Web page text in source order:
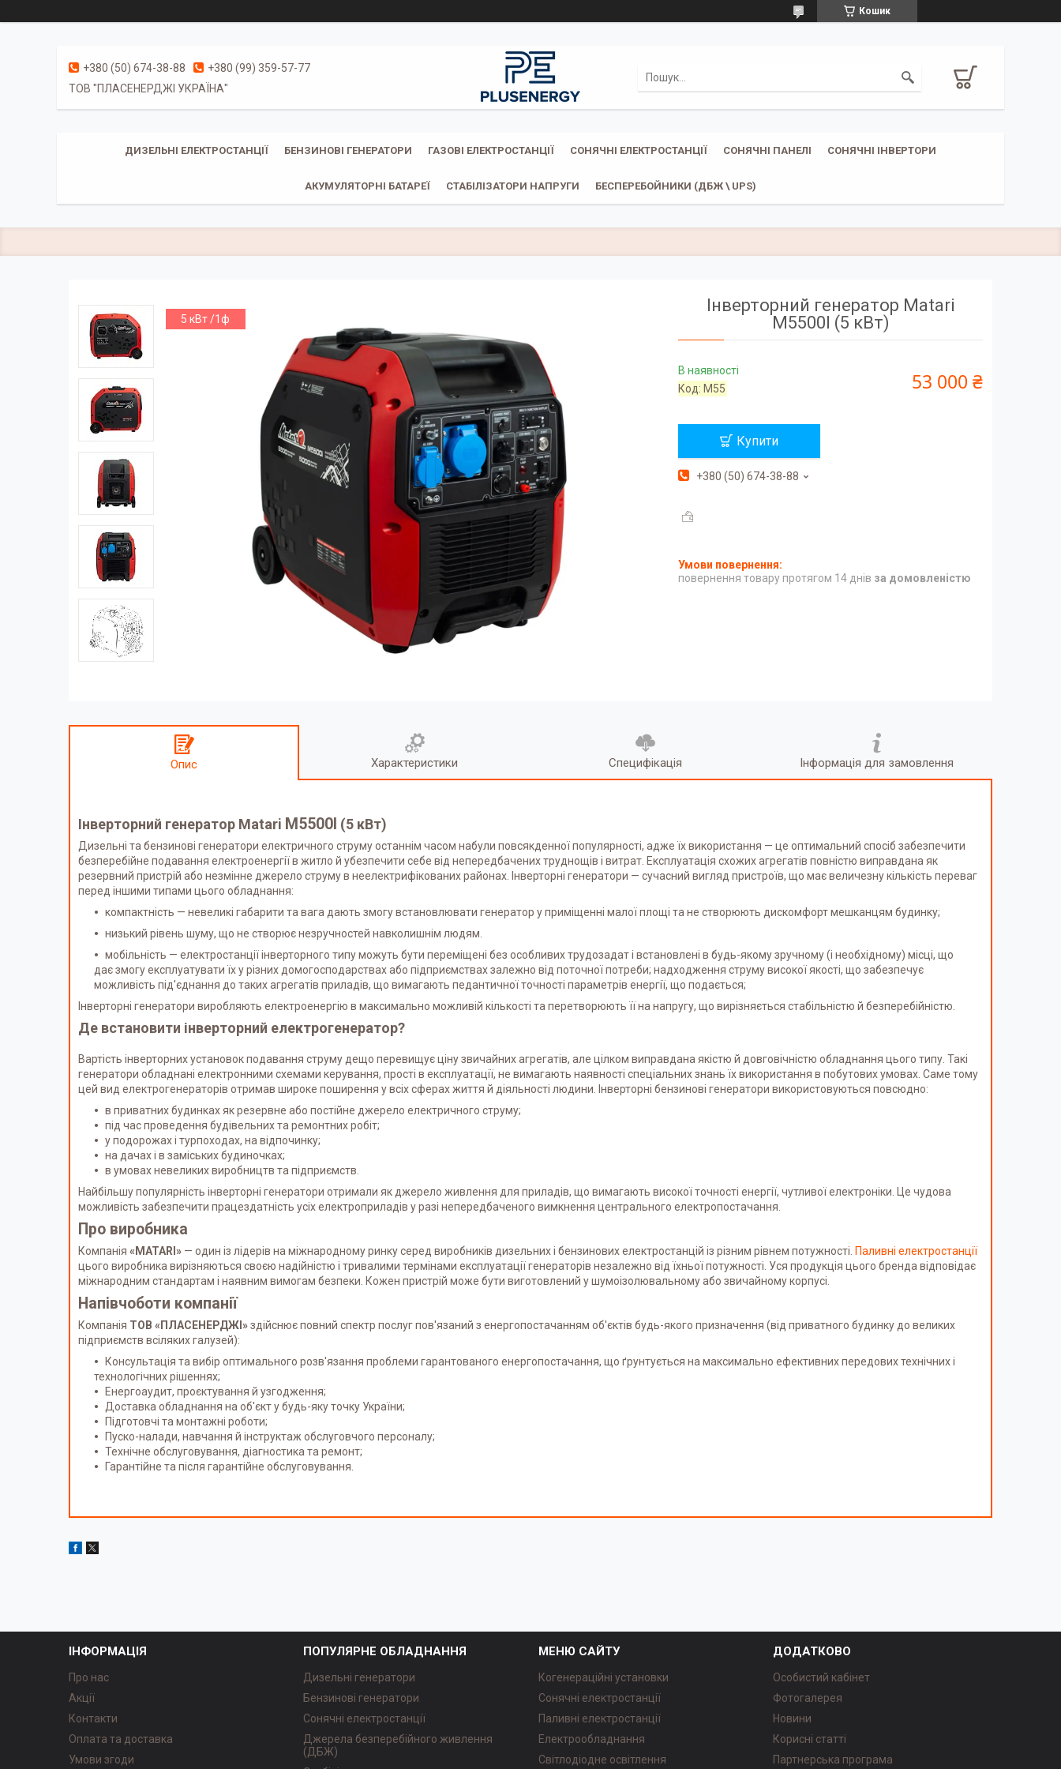
Кошик
+380 (50) 674-38-88
+380 (99) 359-57-77
ТОВ "ПЛАСЕНЕРДЖІ УКРАЇНА"
ДИЗЕЛЬНІ ЕЛЕКТРОСТАНЦІЇ БЕНЗИНОВІ ГЕНЕРАТОРИ ГАЗОВІ ЕЛЕКТРОСТАНЦІЇ СОНЯЧНІ ЕЛЕКТРОСТАНЦІЇ СОНЯЧНІ ПАНЕЛІ СОНЯЧНІ ІНВЕРТОРИ
АКУМУЛЯТОРНІ БАТАРЕЇ СТАБІЛІЗАТОРИ НАПРУГИ БЕСПЕРЕБОЙНИКИ (ДБЖ \ UPS)
5 кВт /1ф
Інверторний генератор Matari
M5500I (5 кВт)
В наявності
Код: M55 53 000 ₴
Купити
+380 (50) 674-38-88
повернення товару протягом 14 днів за домовленістю
Опис Характеристики Специфікація Інформація для замовлення
Інверторний генератор Matari M5500I (5 кВт)
Дизельні та бензинові генератори електричного струму останнім часом набули повсякденної популярності, адже їх використання — це оптимальний спосіб забезпечити
безперебійне подавання електроенергії в житло й убезпечити себе від непередбачених труднощів і витрат. Експлуатація схожих агрегатів повністю виправдана як
резервний пристрій або незмінне джерело струму в неелектрифікованих районах. Інверторні генератори — сучасний вигляд пристроїв, що має величезну кількість переваг
перед іншими типами цього обладнання:
компактність — невеликі габарити та вага дають змогу встановлювати генератор у приміщенні малої площі та не створюють дискомфорт мешканцям будинку;
низький рівень шуму, що не створює незручностей навколишнім людям.
мобільність — електростанції інверторного типу можуть бути переміщені без особливих трудозадат і встановлені в будь-якому зручному (і необхідному) місці, що
дає змогу експлуатувати їх у різних домогосподарствах або підприємствах залежно від поточної потреби; надходження струму високої якості, що забезпечує
можливість під'єднання до таких агрегатів приладів, що вимагають педантичної точності параметрів енергії, що подається;
Інверторні генератори виробляють електроенергію в максимально можливій кількості та перетворюють її на напругу, що вирізняється стабільністю й безперебійністю.
Де встановити інверторний електрогенератор?
Вартість інверторних установок подавання струму дещо перевищує ціну звичайних агрегатів, але цілком виправдана якістю й довговічністю обладнання цього типу. Такі
генератори обладнані електронними схемами керування, прості в експлуатації, не вимагають наявності спеціальних знань їх використання в побутових умовах. Саме тому
цей вид електрогенераторів отримав широке поширення у всіх сферах життя й діяльності людини. Інверторні бензинові генератори використовуються повсюдно:
в приватних будинках як резервне або постійне джерело електричного струму;
під час проведення будівельних та ремонтних робіт;
у подорожах і турпоходах, на відпочинку;
на дачах і в заміських будиночках;
в умовах невеликих виробництв та підприємств.
Найбільшу популярність інверторні генератори отримали як джерело живлення для приладів, що вимагають високої точності енергії, чутливої електроніки. Це чудова
можливість забезпечити працездатність усіх електроприладів у разі непередбаченого вимкнення центрального електропостачання.
Про виробника
Компанія «MATARI» — один із лідерів на міжнародному ринку серед виробників дизельних і бензинових електростанцій із різним рівнем потужності. Паливні електростанції
цього виробника вирізняються своєю надійністю і тривалими термінами експлуатації генераторів незалежно від їхньої потужності. Уся продукція цього бренда відповідає
міжнародним стандартам і наявним вимогам безпеки. Кожен пристрій може бути виготовлений у шумоізолювальному або звичайному корпусі.
Напівчоботи компанії
Компанія ТОВ «ПЛАСЕНЕРДЖІ»здійснює повний спектр послуг пов'язаний з енергопостачанням об'єктів будь-якого призначення (від приватного будинку до великих
підприємств всіляких галузей):
Консультація та вибір оптимального розв'язання проблеми гарантованого енергопостачання, що ґрунтується на максимально ефективних передових технічних і
технологічних рішеннях;
Енергоаудит, проєктування й узгодження;
Доставка обладнання на об'єкт у будь-яку точку України;
Підготовчі та монтажні роботи;
Пуско-налади, навчання й інструктаж обслуговчого персоналу;
Технічне обслуговування, діагностика та ремонт;
Гарантійне та після гарантійне обслуговування.
ІНФОРМАЦІЯ
Про нас
Акції
Контакти
Оплата та доставка
Умови згоди
ПОПУЛЯРНЕ ОБЛАДНАННЯ
Дизельні генератори
Бензинові генератори
Сонячні електростанції
Джерела безперебійного живлення
(ДБЖ)
МЕНЮ САЙТУ
Когенераційні установки
Сонячні електростанції
Паливні електростанції
Електрообладнання
Світлодіодне освітлення
ДОДАТКОВО
Особистий кабінет
Фотогалерея
Новини
Корисні статті
Партнерська програма